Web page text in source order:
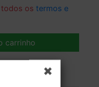
todos ostermos e
carrinho
de entrega.